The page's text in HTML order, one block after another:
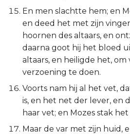
Openbaring
En men slachtte hem; en
en deed het met zijn
hoornen des altaars, en
daarna goot hij het bloed
altaars, en heiligde het,
verzoening te doen.
Voorts nam hij al het vet,
is, en het net der lever, en
haar vet; en Mozes stak
Maar de var met zijn huid,